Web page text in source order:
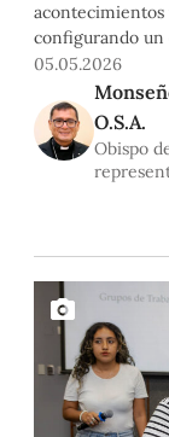
acontecimientos
configurando un
compartida y
profundamente
horizonte, se
Prevost
05.05.2026
O.S.A.
Obispo